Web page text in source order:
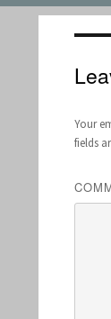
Your
fields